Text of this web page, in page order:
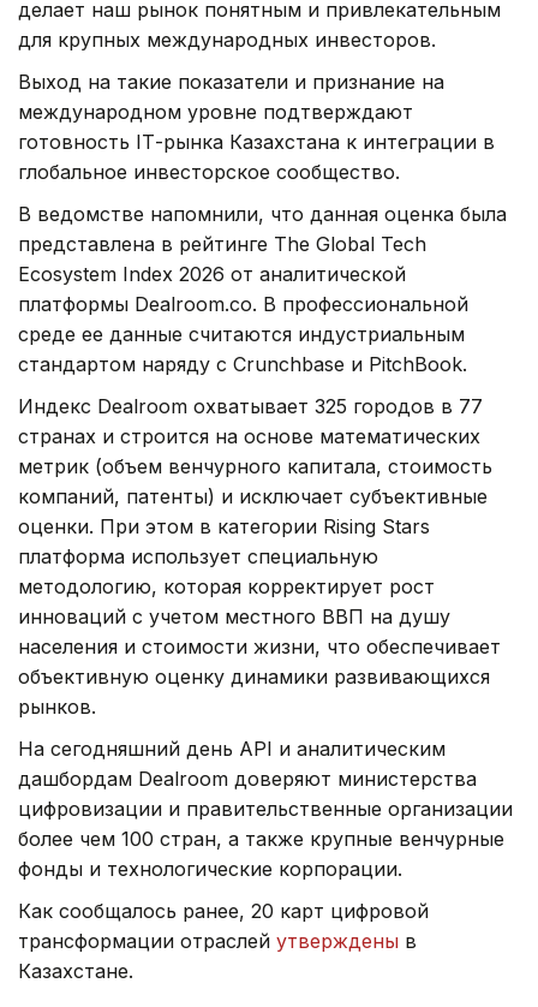
делает наш рынок понятным и привлекательным
для крупных международных инвесторов.
Выход на такие показатели и признание на
международном уровне подтверждают
готовность ІТ-рынка Казахстана к интеграции в
глобальное инвесторское сообщество.
В ведомстве напомнили, что данная оценка была
представлена в рейтинге The Global Tech
Ecosystem Index 2026 от аналитической
платформы Dealroom.co. В профессиональной
среде ее данные считаются индустриальным
стандартом наряду с Crunchbase и PitchBook.
Индекс Dealroom охватывает 325 городов в 77
странах и строится на основе математических
метрик (объем венчурного капитала, стоимость
компаний, патенты) и исключает субъективные
оценки. При этом в категории Rising Stars
платформа использует специальную
методологию, которая корректирует рост
инноваций с учетом местного ВВП на душу
населения и стоимости жизни, что обеспечивает
объективную оценку динамики развивающихся
рынков.
На сегодняшний день API и аналитическим
дашбордам Dealroom доверяют министерства
цифровизации и правительственные организации
более чем 100 стран, а также крупные венчурные
фонды и технологические корпорации.
Как сообщалось ранее, 20 карт цифровой
трансформации отраслей утверждены в
Казахстане.